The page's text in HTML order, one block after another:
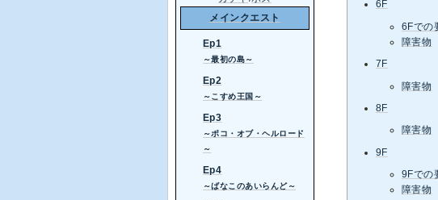
6F
6Fでの
障害物
7F
障害物
8F
障害物
9F
9Fでの
障害物
メインクエスト
Ep1
～最初の島～
Ep2
～こすめ王国～
Ep3
～ポコ・オブ・ヘルロード
～
Ep4
～ばなこのあいらんど～